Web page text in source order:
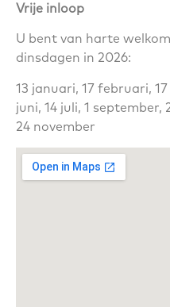
Vrije inloop
U bent van harte
dinsdagen in 2026:
13 januari, 17 februari,
juni, 14 juli, 1 september,
24 november